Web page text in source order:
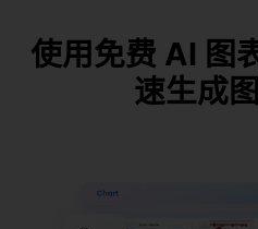
使用免费 AI 图
速生成